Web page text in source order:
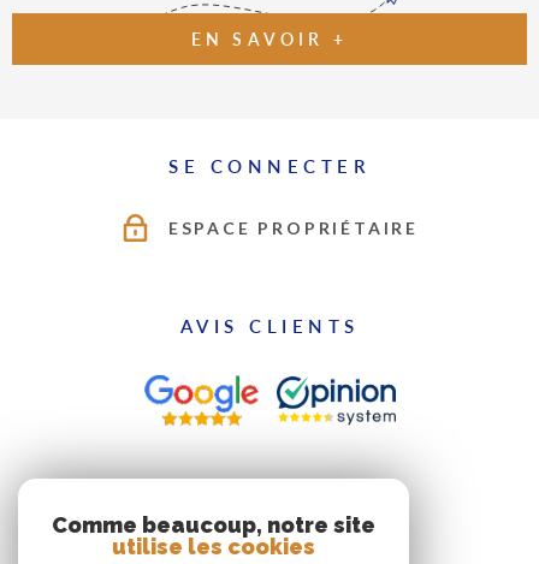
EN SAVOIR +
SE CONNECTER
ESPACE PROPRIÉTAIRE
AVIS CLIENTS
ADHÉRENTS
Comme beaucoup, notre site
utilise les cookies